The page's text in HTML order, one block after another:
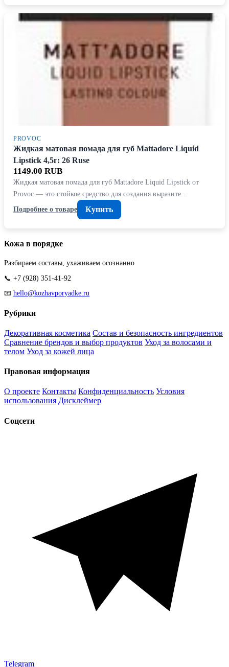
PROVOC
Жидкая матовая помада для губ Mattadore Liquid
Lipstick 4,5г: 26 Ruse
1149.00 RUB
Жидкая матовая помада для губ Mattadore Liquid Lipstick от
Provoc — это стойкое средство для создания выразите…
Подробнее о товаре
Купить
Кожа в порядке
Разбираем составы, ухаживаем осознанно
📞 +7 (928) 351-41-92
📧 hello@kozhavporyadke.ru
Рубрики
Декоративная косметика Состав и безопасность ингредиентов
Сравнение брендов и выбор продуктов Уход за волосами и
телом Уход за кожей лица
Правовая информация
О проекте Контакты Конфиденциальность Условия
использования Дисклеймер
Соцсети
Telegram